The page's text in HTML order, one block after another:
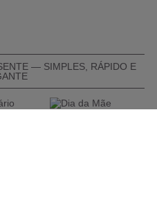
— SIMPLES, RÁPIDO E